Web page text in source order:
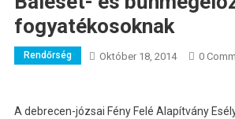
fogyatékosoknak
Rendőrség Október 18, 2014 0
A debrecen-józsai Fény Felé Alapítvány